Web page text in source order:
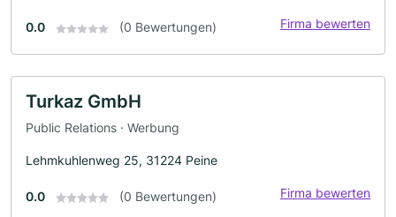
0.0 (0 Bewertungen) Firma bewerten
Turkaz GmbH
Public Relations · Werbung
Lehmkuhlenweg 25, 31224 Peine
0.0 (0 Bewertungen) Firma bewerten